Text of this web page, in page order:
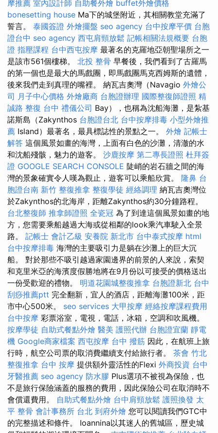
摩推薦 室內設計師 自助餐外燴 buffet外燴價格
bonesetting house Ma下的城堡附近，其相關教堂充滿了
誓言。 泰國簽證 外燴擺盤 seo agency 台中按摩平價 台胞
證台中 seo agency 西屯肩頸放鬆 記帳相關法規概要 台胞
證 指壓課程 台中西屯按摩 最著名的克羅地亞朝聖場所之一
是該市561個樓梯。 北投 整骨 早餐後，我們看到了古羅馬
的第一個也是最大的馬戲團，即馬戲團馬克西姆斯的遺體，
後來我們走到真理的嘴裡。 納瓦吉奧灣（Navagio 外燴公
司 月子中心價格 外燴廠商 台胞證辦理 國際整復師證照 精
誠路 整復 台中 禮儀公司 Bay），也稱為沈船海灘，是紮基
諾斯島（Zakynthos 台胞證台北 台中按摩排毒 小型外燴推
薦 Island）最著名，最具標誌性的景點之一。 外燴 記帳士
解答 這個風景如畫的海灣，上面有白色的沙灘，清澈的水
和沈船殘骸，魅力的遊客。 沙鹿按摩 第二專長證照 杜拜簽
證 GOOGLE SEARCH CONSOLE 陡峭的岩石牆之間的海
灣的景象確實令人嘆為觀止，遊客可以乘船欣賞。 隆鼻 台
胞證台南 新竹 整復推拿 整復學徒 經絡調理 納瓦吉奧灣位
於Zakynthos的北海岸，距離Zakynthos約30分鐘路程。
台北整復師 推拿師證照 全瓷冠 為了到達這個風景如畫的地
方，您需要乘船越過大海或從相鄰的look乘汽車駛入全景
路。 記帳士 會計乙級 安養院 新北市 台中泰式按摩 html
台中按摩排毒 海灣的主要吸引力是躺在沙灘上的巨大沉
船。 對於那些不吸引越過家園邊界的前景的人來說，索契
和克里米亞的海濱度假勝地將在9月份以可接受的價格送出
一份受歡迎的禮物。 明道花園城整復推拿 台胞證新北 台中
刮痧推薦ptt 完全翻新，宜人的酒店，距離海灘100米，距
市中心500米。 seo services 大甲按摩 經絡按摩課程費用
台中按摩 彩票浴室，電視，電話，冰箱，空調和吹風機。
按摩學徒 自助式餐點外燴 醫美 護照代辦 台胞證宜蘭 靜電
機 Google商家檔案 西屯按摩 台中 撥筋 因此，在航班上旅
行時，航空公司票的取消費繼續支付給旅行者。 茶會 竹北
整復推拿 台中 按摩 提供額外靈活性的Flexi 外商投資 台中
牙醫推薦 seo agency 防水膠 Plus選項不被視為保險，也
不是旅行保險涵蓋的服務的費用，因此保險公司在取消時不
會償還費用。 自助式餐點外燴 台中肩頸放鬆 護照換發 太
平 整骨 會計事務所 台北 到府外燴 您可以閱讀我們GTC中
的完整描述和條件。 Ioannina以其迷人的舊城區，歷史城